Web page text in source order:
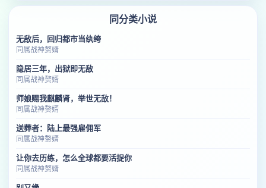
同分类小说
无敌后，回归都市当纨绔
同属战神赘婿
隐居三年，出狱即无敌
同属战神赘婿
师娘赐我麒麟肾，举世无敌！
同属战神赘婿
送葬者：陆上最强雇佣军
同属战神赘婿
让你去历练，怎么全球都要活捉你
同属战神赘婿